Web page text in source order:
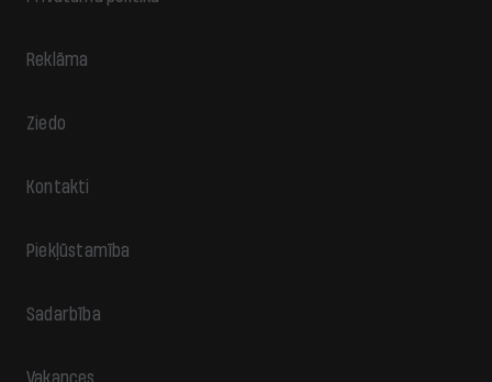
Reklāma
Ziedo
Kontakti
Piekļūstamība
Sadarbība
Vakances